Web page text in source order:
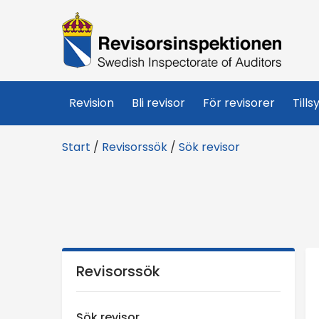
R
e
v
i
r
Revision Bli revisor För revisorer
Start / Revisorssök / Sök revisor
Revisorssök